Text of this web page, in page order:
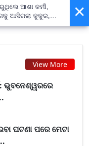
View More
ଭୁବନେଶ୍ୱରରେ
ଘଟଣା ପରେ ମେଟା
×
ଆଶା କର୍ମୀ,
ଆସିଗଲା କୁକୁର,